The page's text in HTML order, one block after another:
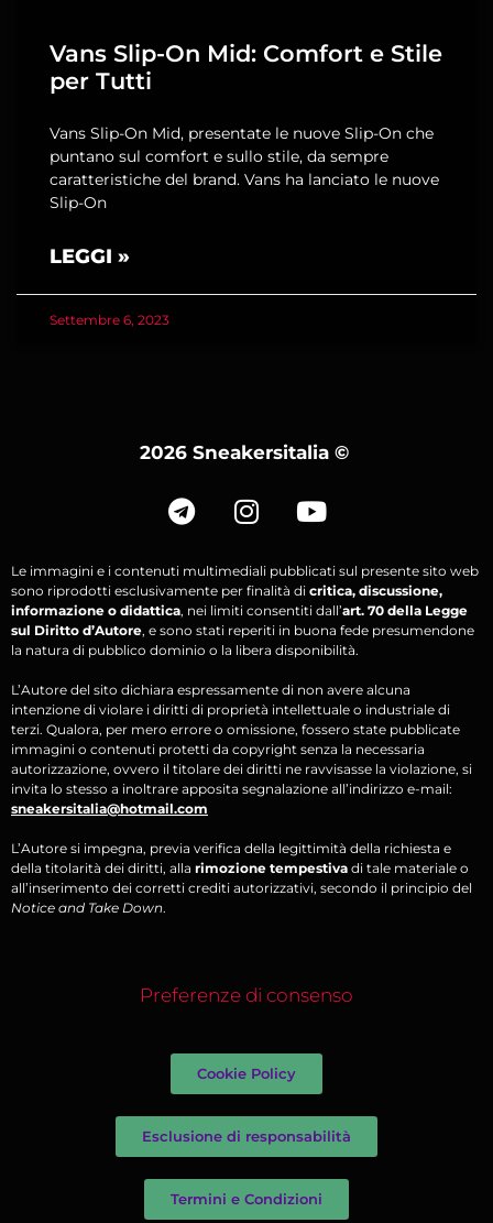
Vans Slip-On Mid: Comfort e Stile
per Tutti
Vans Slip-On Mid, presentate le nuove Slip-On che
puntano sul comfort e sullo stile, da sempre
caratteristiche del brand. Vans ha lanciato le nuove
Slip-On
LEGGI »
Settembre 6, 2023
2026 Sneakersitalia ©
Le immagini e i contenuti multimediali pubblicati sul presente sito web
sono riprodotti esclusivamente per finalità di critica, discussione,
informazione o didattica, nei limiti consentiti dall’art. 70 della Legge
sul Diritto d’Autore, e sono stati reperiti in buona fede presumendone
la natura di pubblico dominio o la libera disponibilità.
L’Autore del sito dichiara espressamente di non avere alcuna
intenzione di violare i diritti di proprietà intellettuale o industriale di
terzi. Qualora, per mero errore o omissione, fossero state pubblicate
immagini o contenuti protetti da copyright senza la necessaria
autorizzazione, ovvero il titolare dei diritti ne ravvisasse la violazione, si
invita lo stesso a inoltrare apposita segnalazione all’indirizzo e-mail:
sneakersitalia@hotmail.com
L’Autore si impegna, previa verifica della legittimità della richiesta e
della titolarità dei diritti, alla rimozione tempestiva di tale materiale o
all’inserimento dei corretti crediti autorizzativi, secondo il principio del
Notice and Take Down.
Preferenze di consenso
Cookie Policy
Esclusione di responsabilità
Termini e Condizioni